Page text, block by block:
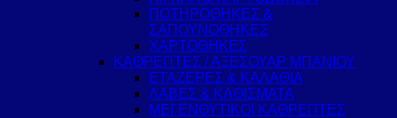
ΠΟΤΗΡΟΘΗΚΕΣ &
ΣΑΠΟΥΝΟΘΗΚΕΣ
ΧΑΡΤΟΘΗΚΕΣ
ΚΑΘΡΕΠΤΕΣ / ΑΞΕΣΟΥΑΡ ΜΠΑΝΙΟΥ
ΕΤΑΖΕΡΕΣ & ΚΑΛΑΘΙΑ
ΛΑΒΕΣ & ΚΑΘΙΣΜΑΤΑ
ΜΕΓΕΝΘΥΤΙΚΟΙ ΚΑΘΡΕΠΤΕΣ